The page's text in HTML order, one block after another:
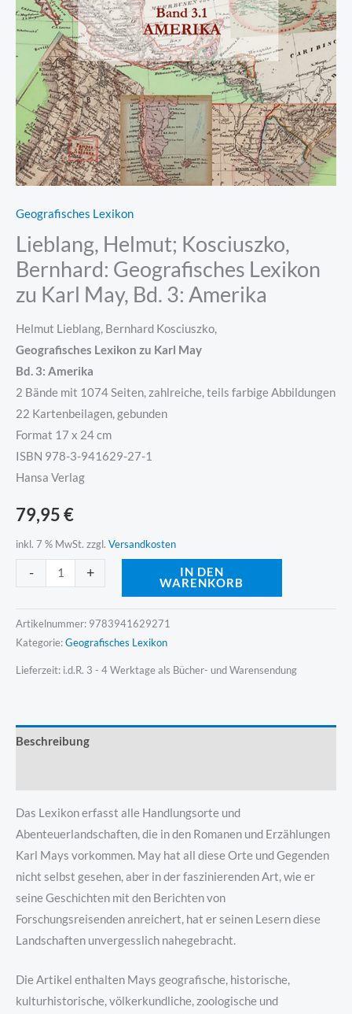
Geografisches Lexikon
Lieblang, Helmut; Kosciuszko,
Bernhard: Geografisches Lexikon
zu Karl May, Bd. 3: Amerika
Helmut Lieblang, Bernhard Kosciuszko,
Geografisches Lexikon zu Karl May
Bd. 3: Amerika
2 Bände mit 1074 Seiten, zahlreiche, teils farbige Abbildungen
22 Kartenbeilagen, gebunden
Format 17 x 24 cm
ISBN 978-3-941629-27-1
Hansa Verlag
79,95€
inkl. 7 % MwSt. zzgl. Versandkosten
- +
IN DEN
WARENKORB
Artikelnummer: 9783941629271
Kategorie:Geografisches Lexikon
Lieferzeit: i.d.R. 3 - 4 Werktage als Bücher- und Warensendung
Beschreibung
Das Lexikon erfasst alle Handlungsorte und
Abenteuerlandschaften, die in den Romanen und Erzählungen
Karl Mays vorkommen. May hat all diese Orte und Gegenden
nicht selbst gesehen, aber in der faszinierenden Art, wie er
seine Geschichten mit den Berichten von
Forschungsreisenden anreichert, hat er seinen Lesern diese
Landschaften unvergesslich nahegebracht.
Die Artikel enthalten Mays geografische, historische,
kulturhistorische, völkerkundliche, zoologische und